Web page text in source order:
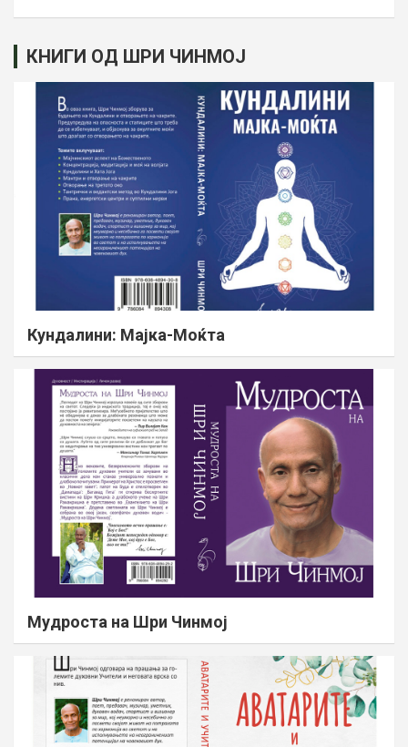
КНИГИ ОД ШРИ ЧИНМОЈ
Кундалини: Мајка-Моќта
Мудроста на Шри Чинмој